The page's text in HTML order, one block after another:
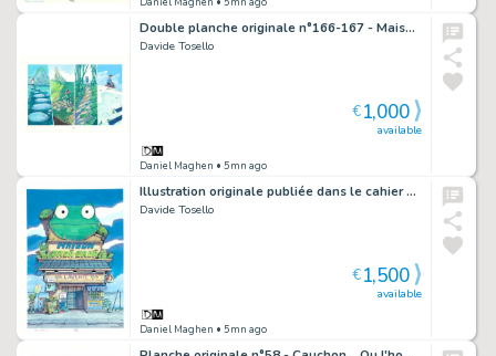
Double planche originale n°166-167 - Maison Croa Croa
Davide Tosello
Daniel Maghen • 5mn ago
available
€1,000
Illustration originale publiée dans le cahier graphique - Maison Croa Croa
Davide Tosello
Daniel Maghen • 5mn ago
available
€1,500